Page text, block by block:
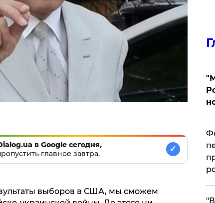
в Google сегодня,
главное завтра.
✓
выборов в США, мы сможем